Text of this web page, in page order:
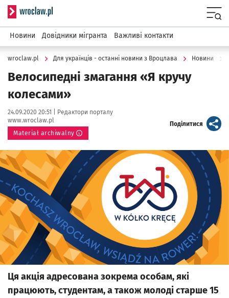
Serwis informacyjny wroclaw.pl
Новини Довідники мігранта Важливі контакти
wroclaw.pl Для українців - останні новини з Вроцлава Новини
Велосипедні змагання «Я кручу
колесами»
Data publikacji:
24.09.2020 20:51 | Autor:
Редактори порталу
www.wroclaw.pl
Materiał archiwalny
Поділитися artykuł
Kliknij, aby powiększyć
Ця акція адресована зокрема особам, які
працюють, студентам, а також молоді старше 15